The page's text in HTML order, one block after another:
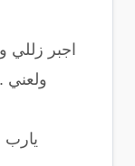
اجبر
يارب